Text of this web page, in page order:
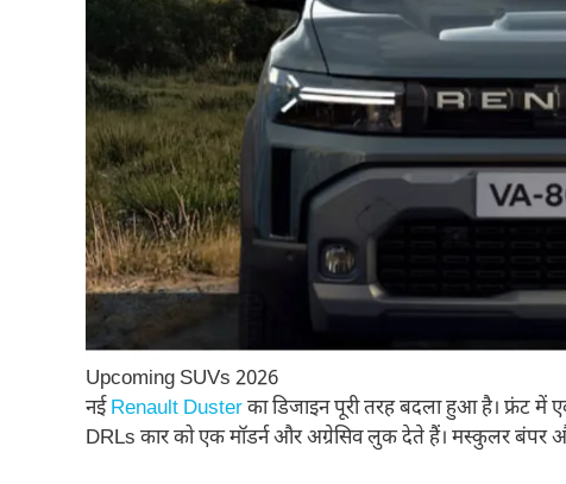
Upcoming SUVs 2026
नईRenault Dusterका डिजाइन पूरी तरह बदला हुआ है। फ्रंट में
DRLs कार को एक मॉडर्न और अग्रेसिव लुक देते हैं। मस्कुलर बंपर